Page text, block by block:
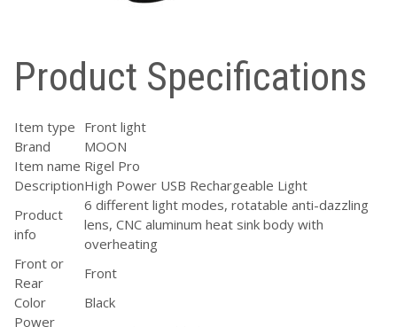
Product Specifications
Item type Front light
Brand
MOON
Item name Rigel Pro
DescriptionHigh Power USB Rechargeable Light
Product
info
6 different light modes, rotatable anti-dazzling
lens, CNC aluminum heat sink body with
overheating
Front or
Rear
Front
Color
Black
Power